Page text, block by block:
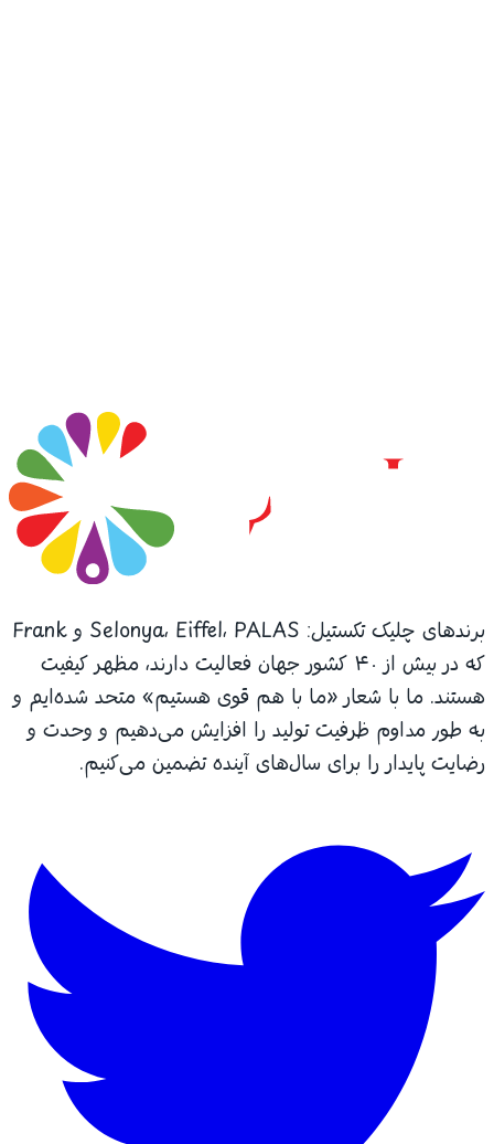
برندهای چلیک تکستیل: Selonya، Eiffel، PALAS و Frank
که در بیش از ۴۰ کشور جهان فعالیت دارند، مظهر کیفیت
هستند. ما با شعار «ما با هم قوی هستیم» متحد شده‌ایم و
به طور مداوم ظرفیت تولید را افزایش می‌دهیم و وحدت و
رضایت پایدار را برای سال‌های آینده تضمین می‌کنیم.